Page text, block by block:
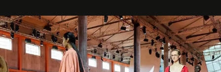
愛它的雋永與優雅。那麼這個手袋是怎麼誕生的呢？又為
甚麼取名叫 2.55 ？今天就由《L'Officiel HK》帶你穿越流金
歲月，回顧 2.55 的誕生故事。